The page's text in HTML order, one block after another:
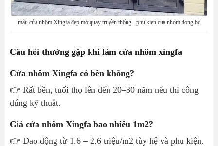
mẫu cửa nhôm Xingfa đẹp mở quay truyền thống - phu kien cua nhom dong bo
Câu hỏi thường gặp khi làm cửa nhôm xingfa
Cửa nhôm Xingfa có bền không?
👉 Rất bền, tuổi thọ lên đến 20–30 năm nếu thi công
đúng kỹ thuật.
Giá cửa nhôm Xingfa bao nhiêu 1m2?
👉 Dao động từ 1.6 – 2.6 triệu/m2 tùy hệ và phụ kiện.